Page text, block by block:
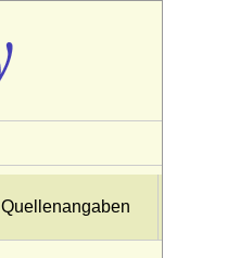
Quellenangaben